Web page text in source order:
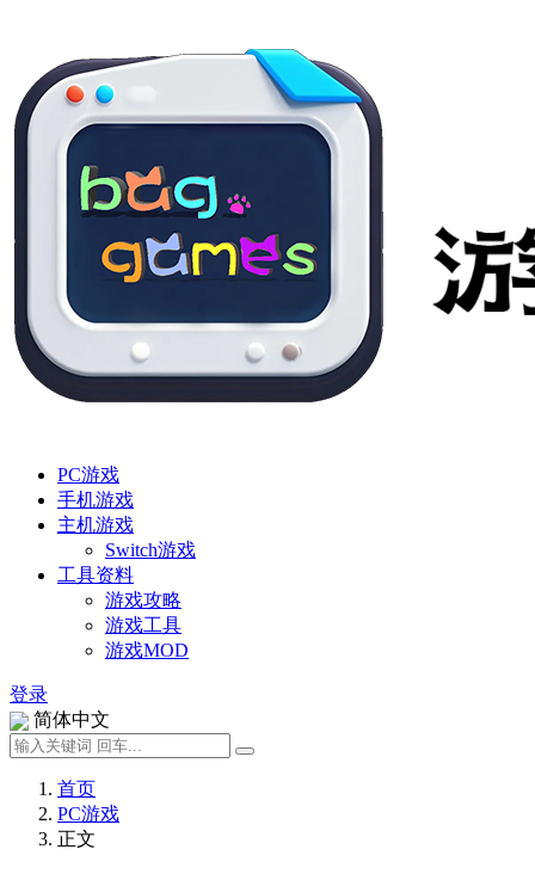
PC游戏
手机游戏
主机游戏
Switch游戏
工具资料
游戏攻略
游戏工具
游戏MOD
登录
简体中文
首页
PC游戏
正文